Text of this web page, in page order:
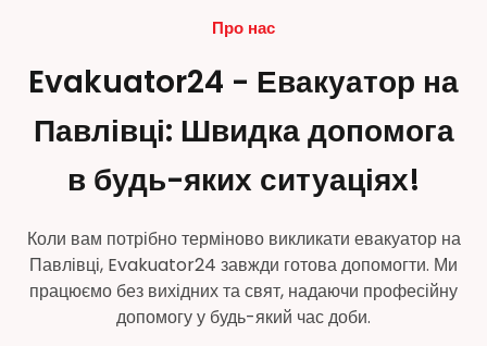
Про нас
Evakuator24 - Евакуатор на
Павлівці: Швидка допомога
в будь-яких ситуаціях!
Коли вам потрібно терміново викликати евакуатор на
Павлівці, Evakuator24 завжди готова допомогти. Ми
працюємо без вихідних та свят, надаючи професійну
допомогу у будь-який час доби.